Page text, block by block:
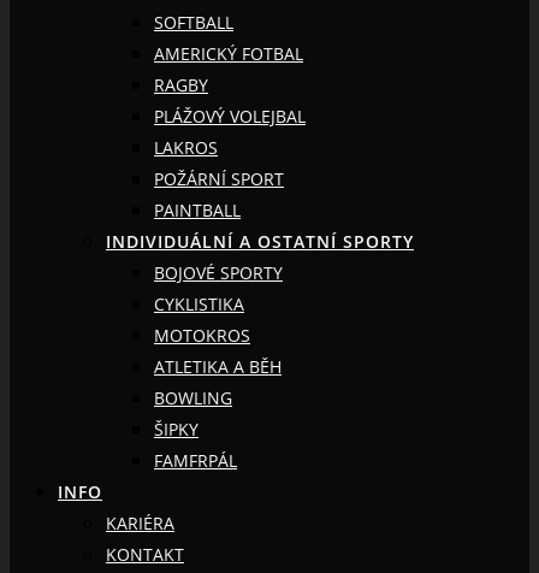
SOFTBALL
AMERICKÝ FOTBAL
RAGBY
PLÁŽOVÝ VOLEJBAL
LAKROS
POŽÁRNÍ SPORT
PAINTBALL
INDIVIDUÁLNÍ A OSTATNÍ SPORTY
BOJOVÉ SPORTY
CYKLISTIKA
MOTOKROS
ATLETIKA A BĚH
BOWLING
ŠIPKY
FAMFRPÁL
INFO
KARIÉRA
KONTAKT